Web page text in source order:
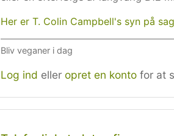
Her er T. Colin Campbell's syn på
Bliv veganer i dag
Log ind eller opret en konto for at